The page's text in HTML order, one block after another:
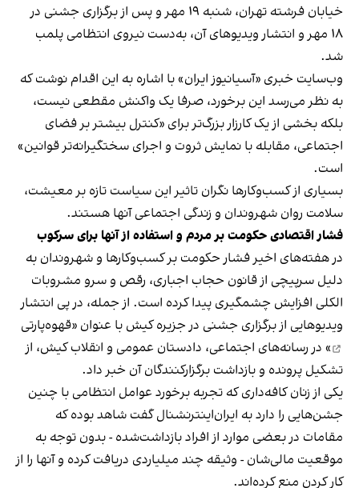
خیابان فرشته تهران، شنبه ۱۹ مهر و پس از برگزاری جشنی در
۱۸ مهر و انتشار ویدیوهای آن، به‌دست نیروی انتظامی پلمب
شد.
وب‌سایت خبری «آسیانیوز ایران» با اشاره به این اقدام نوشت که
به نظر می‌رسد این برخورد، صرفا یک واکنش مقطعی نیست،
بلکه بخشی از یک کارزار بزرگ‌تر برای «کنترل بیشتر بر فضای
اجتماعی، مقابله با نمایش ثروت و اجرای سختگیرانه‌تر قوانین»
است.
بسیاری از کسب‌وکارها نگران تاثیر این سیاست‌ تازه بر معیشت،
سلامت روان شهروندان و زندگی اجتماعی آنها هستند.
فشار اقتصادی حکومت بر مردم و استفاده از آنها برای سرکوب
در هفته‌های اخیر فشار حکومت بر کسب‌وکارها و شهروندان به
دلیل سرپیچی از قانون حجاب اجباری، رقص و سرو مشروبات
الکلی افزایش چشمگیری پیدا کرده است. از جمله، در پی انتشار
ویدیوهایی از برگزاری جشنی در جزیره کیش با عنوان «قهوه‌پارتی
» در رسانه‌های اجتماعی، دادستان عمومی و انقلاب کیش، از
تشکیل پرونده و بازداشت برگزارکنندگان آن خبر داد.
یکی از زنان کافه‌داری که تجربه برخورد عوامل انتظامی با چنین
جشن‌هایی را دارد به ایران‌اینترنشنال گفت شاهد بوده که
مقامات در بعضی موارد از افراد بازداشت‌‌شده - بدون توجه به
موقعیت مالی‌شان - وثیقه چند میلیاردی دریافت کرده و آنها را از
کار کردن منع کرده‌اند.